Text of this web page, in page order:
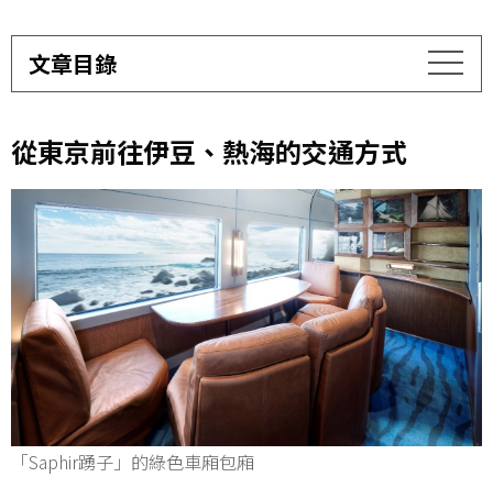
文章目錄
從東京前往伊豆、熱海的交通方式
「Saphir踴子」的綠色車廂包廂